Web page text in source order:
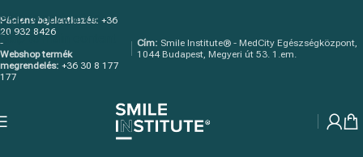
Skip to navigation
Skip to main content
Páciens bejelentkezés: +36
20 932 8426
-
Webshop termék
megrendelés: +36 30 8 177
177
Cím: Smile Institute® - MedCity Egészségközpont,
1044 Budapest, Megyeri út 53. 1.em.